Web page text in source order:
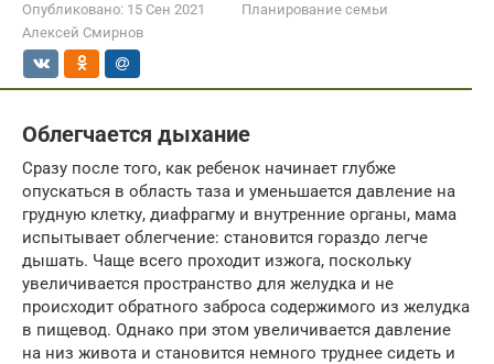
Опубликовано: 15 Сен 2021
Планирование семьи
Алексей Смирнов
Облегчается дыхание
Сразу после того, как ребенок начинает глубже
опускаться в область таза и уменьшается давление на
грудную клетку, диафрагму и внутренние органы, мама
испытывает облегчение: становится гораздо легче
дышать. Чаще всего проходит изжога, поскольку
увеличивается пространство для желудка и не
происходит обратного заброса содержимого из желудка
в пищевод. Однако при этом увеличивается давление
на низ живота и становится немного труднее сидеть и